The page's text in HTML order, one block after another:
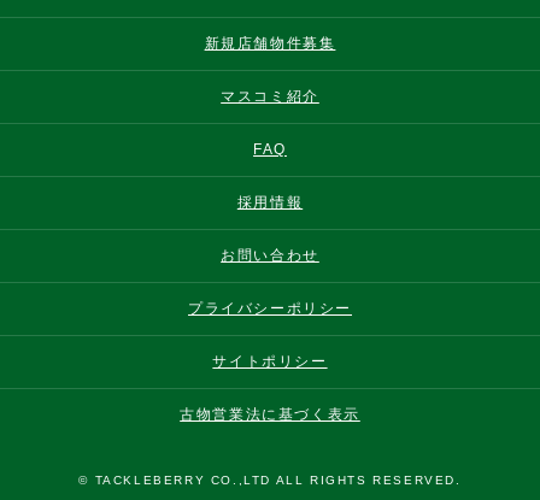
新規店舗物件募集
マスコミ紹介
FAQ
採用情報
お問い合わせ
プライバシーポリシー
サイトポリシー
古物営業法に基づく表示
© TACKLEBERRY CO.,LTD ALL RIGHTS RESERVED.